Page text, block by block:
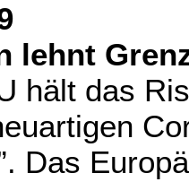
lehnt
hält das
Das